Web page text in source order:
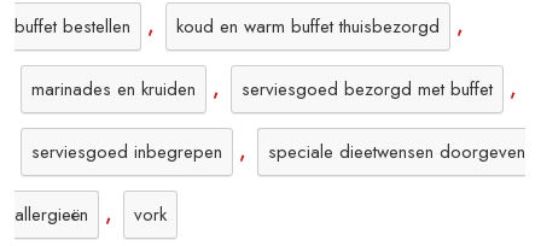
buffet bestellen , koud en warm buffet thuisbezorgd ,
marinades en kruiden , serviesgoed bezorgd met buffet ,
serviesgoed inbegrepen , speciale dieetwensen doorgeven
allergieën , vork